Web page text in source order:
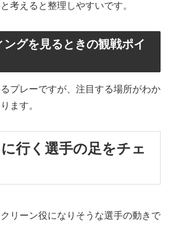
考えると整理しやすいです。
ングを見るときの観戦ポイ
プレーですが、注目する場所がわか
ます。
行く選手の足をチェ
リーン役になりそうな選手の動きで